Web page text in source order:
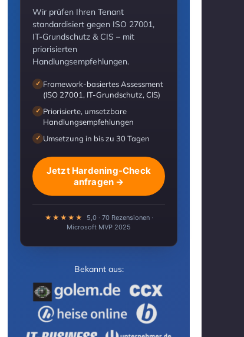
Wir prüfen Ihren Tenant
standardisiert gegen ISO 27001,
IT-Grundschutz & CIS – mit
priorisierten
Handlungsempfehlungen.
✓ Framework-basiertes Assessment
(ISO 27001, IT-Grundschutz, CIS)
✓ Priorisierte, umsetzbare
Handlungsempfehlungen
✓ Umsetzung in bis zu 30 Tagen
Jetzt Hardening-Check
anfragen →
★★★★★
5,0 · 70 Rezensionen ·
Microsoft MVP 2025
Bekannt aus: